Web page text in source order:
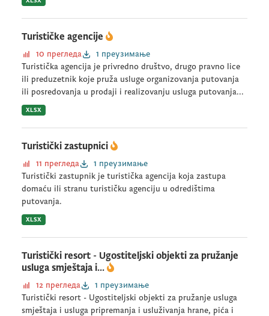
Turističke agencije
10 прегледа
1 преузимање
Turistička agencija je privredno društvo, drugo pravno lice
ili preduzetnik koje pruža usluge organizovanja putovanja
ili posredovanja u prodaji i realizovanju usluga putovanja...
XLSX
Turistički zastupnici
11 прегледа
1 преузимање
Turistički zastupnik je turistička agencija koja zastupa
domaću ili stranu turističku agenciju u odredištima
putovanja.
XLSX
Turistički resort - Ugostiteljski objekti za pružanje
usluga smještaja i...
12 прегледа
1 преузимање
Turistički resort - Ugostiteljski objekti za pružanje usluga
smještaja i usluga pripremanja i usluživanja hrane, pića i